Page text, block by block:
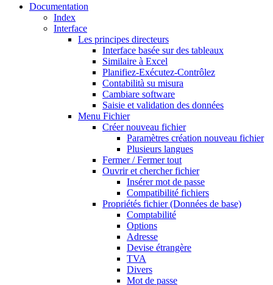
Documentation
Index
Interface
Les principes directeurs
Interface basée sur des tableaux
Similaire à Excel
Planifiez-Exécutez-Contrôlez
Contabilità su misura
Cambiare software
Saisie et validation des données
Menu Fichier
Créer nouveau fichier
Paramètres création nouveau fichier
Plusieurs langues
Fermer / Fermer tout
Ouvrir et chercher fichier
Insérer mot de passe
Compatibilité fichiers
Propriétés fichier (Données de base)
Comptabilité
Options
Adresse
Devise étrangère
TVA
Divers
Mot de passe